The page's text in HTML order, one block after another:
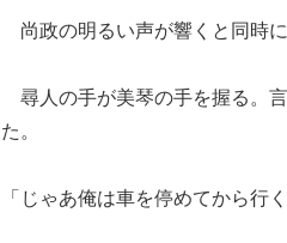
尚政の明るい声が響くと同時に
尋人の手が美琴の手を握る。
た。
「じゃあ俺は車を停めてから行く